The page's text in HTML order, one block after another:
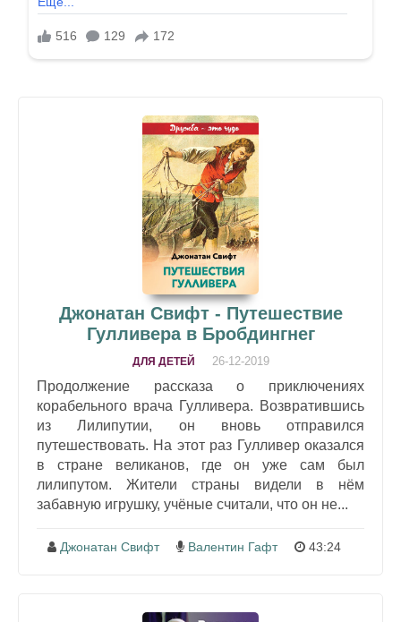
Джонатан Свифт - Путешествие
Гулливера в Бробдингнег
ДЛЯ ДЕТЕЙ 26-12-2019
Продолжение рассказа о приключениях
корабельного врача Гулливера. Возвратившись
из Лилипутии, он вновь отправился
путешествовать. На этот раз Гулливер оказался
в стране великанов, где он уже сам был
лилипутом. Жители страны видели в нём
забавную игрушку, учёные считали, что он не...
Джонатан Свифт Валентин Гафт 43:24